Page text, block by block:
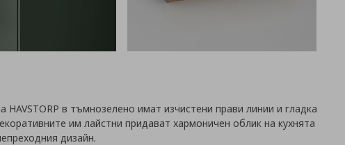
HAVSTORP в тъмнозелено имат изчистени прави линии и гладка
им лайстни придават хармоничен облик на кухнята
дизайн.